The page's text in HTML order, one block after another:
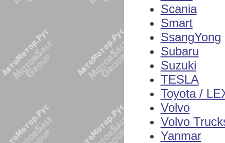
Scania
Smart
SsangYong
Subaru
Suzuki
TESLA
Toyota /
Volvo
Volvo
Yanmar